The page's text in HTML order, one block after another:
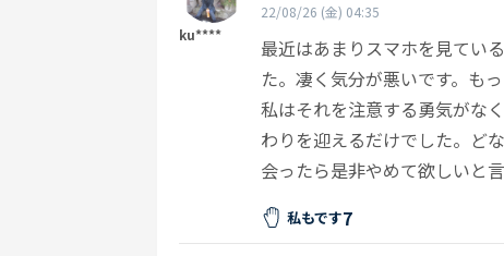
ku****
22/08/26 (金) 04:35
最近はあまりスマホを見てい
た。凄く気分が悪いです。も
私はそれを注意する勇気がな
わりを迎えるだけでした。ど
会ったら是非やめて欲しいと
私もです7